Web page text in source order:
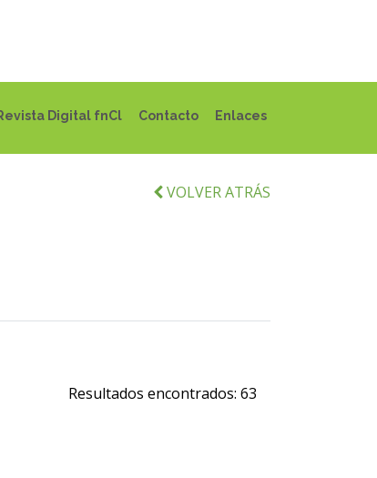
Digital fnCl Contacto Enlaces
VOLVER ATRÁS
Resultados encontrados: 63